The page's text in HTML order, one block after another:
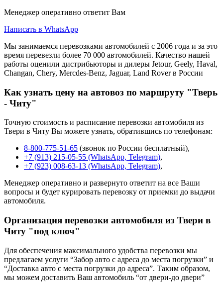
Менеджер оперативно ответит Вам
Написать в WhatsApp
Мы занимаемся перевозками автомобилей с 2006 года и за это
время перевезли более 70 000 автомобилей. Качество нашей
работы оценили дистрибьюторы и дилеры Jetour, Geely, Haval,
Changan, Chery, Mercdes-Benz, Jaguar, Land Rover в России
Как узнать цену на автовоз по маршруту "Тверь
- Читу"
Точную стоимость и расписание перевозки автомобиля из
Твери в Читу Вы можете узнать, обратившись по телефонам:
8-800-775-51-65 (звонок по России бесплатный),
+7 (913) 215-05-55 (WhatsApp, Telegram),
+7 (923) 008-63-13 (WhatsApp, Telegram),
Менеджер оперативно и развернуто ответит на все Ваши
вопросы и будет курировать перевозку от приемки до выдачи
автомобиля.
Организация перевозки автомобиля из Твери в
Читу "под ключ"
Для обеспечения максимального удобства перевозки мы
предлагаем услуги “Забор авто с адреса до места погрузки” и
“Доставка авто с места погрузки до адреса”. Таким образом,
мы можем доставить Ваш автомобиль “от двери-до двери”